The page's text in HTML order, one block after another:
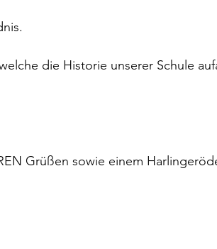
die Historie unserer Schule
Grüßen sowie einem